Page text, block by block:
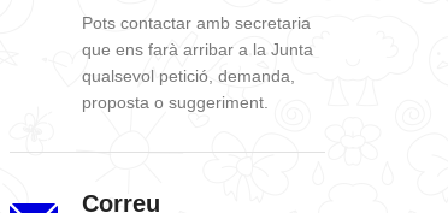
Pots contactar amb secretaria
que ens farà arribar a la Junta
qualsevol petició, demanda,
proposta o suggeriment.
Correu